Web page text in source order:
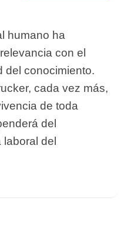
humano ha
con el
del conocimiento.
cada vez más,
de toda
del
del